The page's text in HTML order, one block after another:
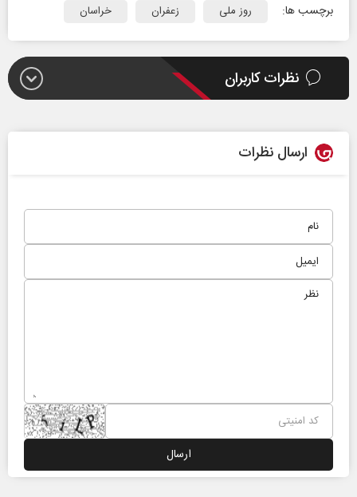
برچسب ها: روز ملی زعفران خراسان
نظرات کاربران
ارسال نظرات